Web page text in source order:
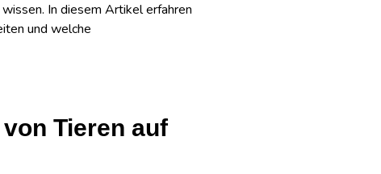
In diesem Artikel erfahren
und welche
Tieren auf